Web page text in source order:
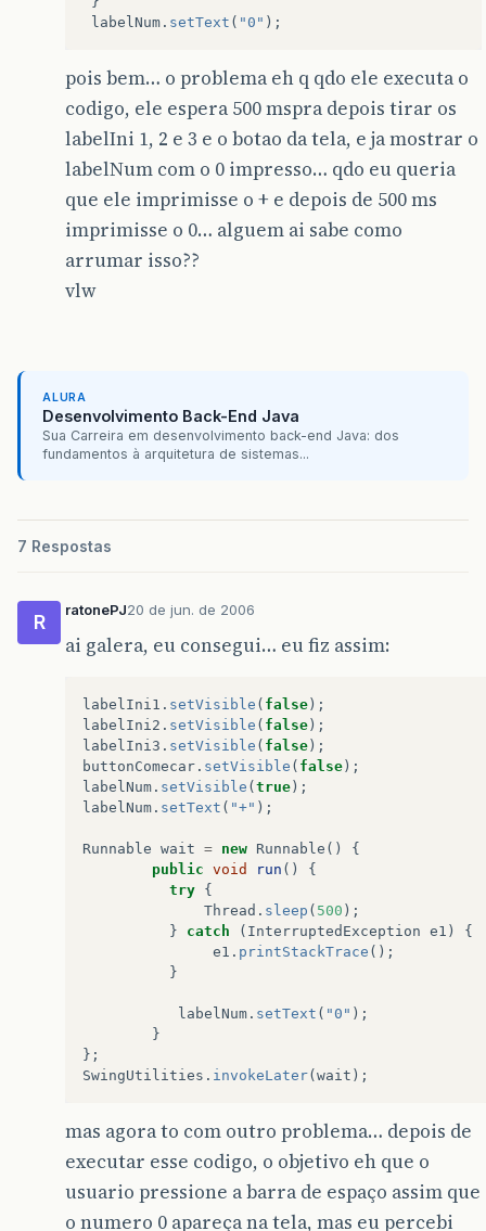
labelNum . setText ( "0" );
pois bem… o problema eh q qdo ele executa o
codigo, ele espera 500 mspra depois tirar os
labelIni 1, 2 e 3 e o botao da tela, e ja mostrar o
labelNum com o 0 impresso… qdo eu queria
que ele imprimisse o + e depois de 500 ms
imprimisse o 0… alguem ai sabe como
arrumar isso??
vlw
ALURA
Desenvolvimento Back-End Java
Sua Carreira em desenvolvimento back-end Java: dos
fundamentos à arquitetura de sistemas...
7 Respostas
R
ratonePJ20 de jun. de 2006
ai galera, eu consegui… eu fiz assim:
labelIni1 . setVisible ( false );
labelIni2 . setVisible ( false );
labelIni3 . setVisible ( false );
buttonComecar . setVisible ( false );
labelNum . setVisible ( true );
labelNum . setText ( "+" );
Runnable wait = new Runnable ()
{
public void run ()
{
try {
Thread . sleep ( 500 );
}
catch ( InterruptedException e1 )
{
e1 . printStackTrace ();
}
labelNum . setText ( "0" );
}
};
SwingUtilities . invokeLater( wait );
mas agora to com outro problema… depois de
executar esse codigo, o objetivo eh que o
usuario pressione a barra de espaço assim que
o numero 0 apareça na tela, mas eu percebi